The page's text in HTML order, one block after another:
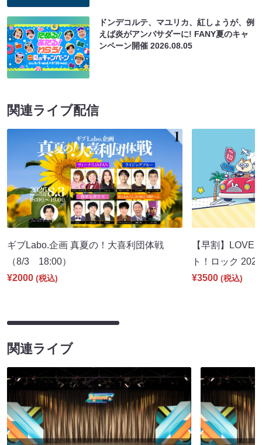
ドンデコルテ、マユリカ、紅しょうが、例
えば炎がアンバサダーに! FANY夏のキャ
ンペーン開催2026.08.05
関連ライブ配信
ギブLabo.企画 真夏の！大喜利団体戦
（8/3 18:00）
¥2000 (税込)
【早割】LOVE
ト！ロック
¥3500 (税込)
関連ライブ